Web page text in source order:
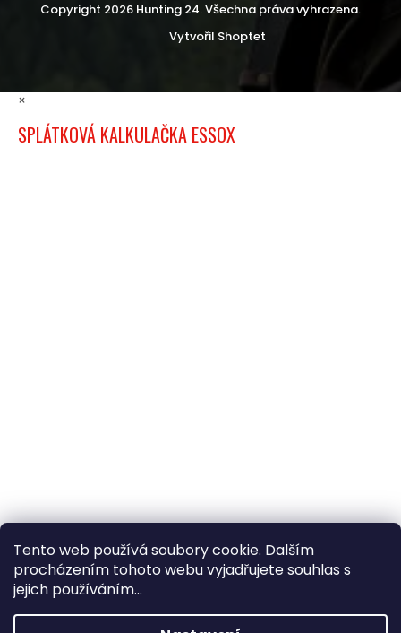
Tento web používá soubory cookie. Dalším
procházením tohoto webu vyjadřujete souhlas s
jejich používáním...
Vytvořil Shoptet
Copyright 2026 Hunting 24. Všechna práva vyhrazena.
×
SPLÁTKOVÁ KALKULAČKA ESSOX
×
Hledáte nejvýhodnější cenu? Získáte jí
pomocíregistrace